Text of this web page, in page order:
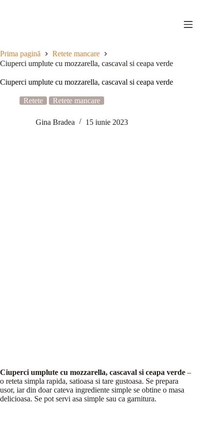
Prima pagină
Retete mancare
Ciuperci umplute cu mozzarella, cascaval si ceapa verde
Ciuperci umplute cu mozzarella, cascaval si ceapa verde
Retete Retete mancare
Gina Bradea 15 iunie 2023
Ciuperci umplute cu mozzarella, cascaval si ceapa verde –
o reteta simpla rapida, satioasa si tare gustoasa. Se prepara
usor, iar din doar cateva ingrediente simple se obtine o masa
delicioasa. Se pot servi asa simple sau ca garnitura.